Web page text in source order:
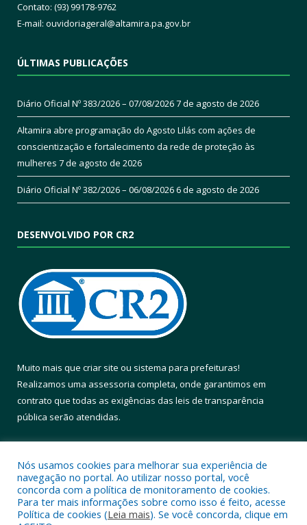
Contato: (93) 99178-9762
E-mail: ouvidoriageral@altamira.pa.gov.br
ÚLTIMAS PUBLICAÇÕES
Diário Oficial Nº 383/2026 – 07/08/20267 de agosto de 2026
Altamira abre programação do Agosto Lilás com ações de
conscientização e fortalecimento da rede de proteção às
mulheres 7 de agosto de 2026
Diário Oficial Nº 382/2026 – 06/08/20266 de agosto de 2026
DESENVOLVIDO POR CR2
Muito mais que criar site ou sistema para prefeituras!
Realizamos uma assessoria completa, onde garantimos em
contrato que todas as exigências das leis de transparência
pública serão atendidas.
Todos os direitos reservados a Prefeitura Municipal de Altamira.
Nós usamos cookies para melhorar sua experiência de
navegação no portal. Ao utilizar nosso portal, você
concorda com a política de monitoramento de cookies.
Para ter mais informações sobre como isso é feito, acesse
Política de cookies (Leia mais). Se você concorda, clique em